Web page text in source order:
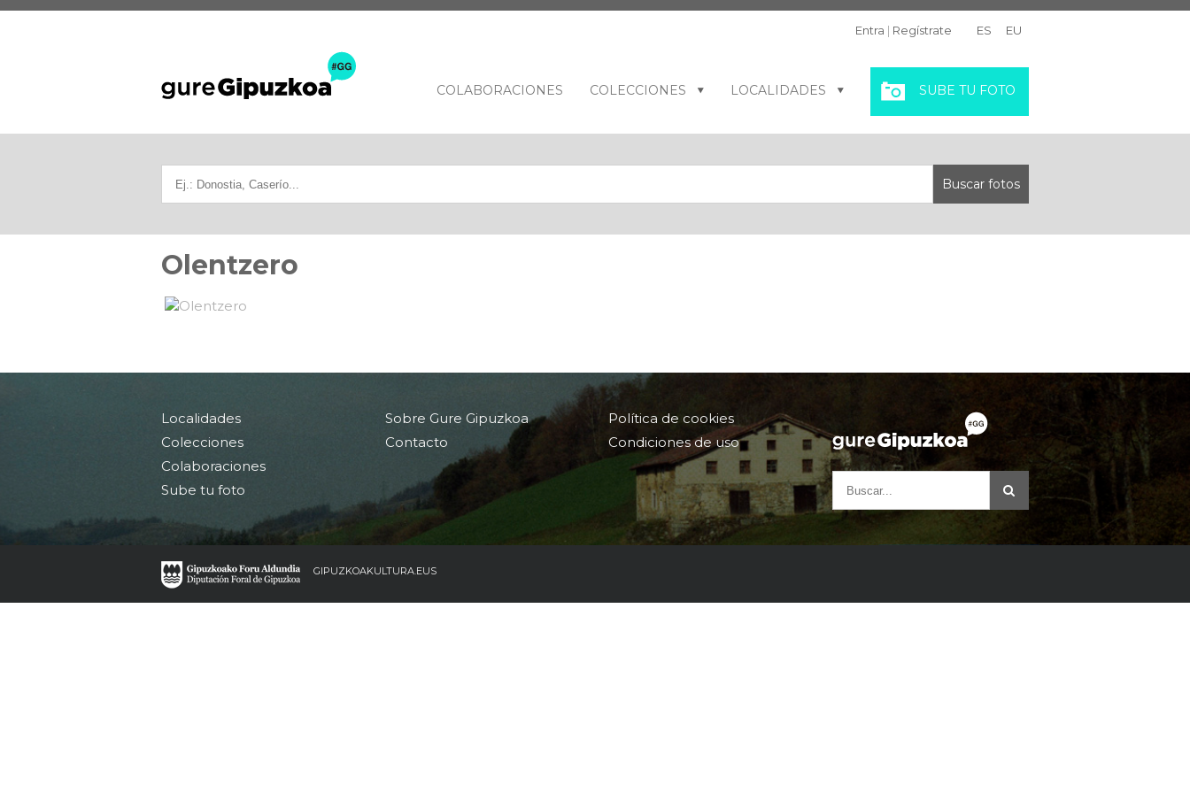
Entra | Regístrate ES EU
COLABORACIONES COLECCIONES LOCALIDADES SUBE TU FOTO
Olentzero
Localidades
Colecciones
Colaboraciones
Sube tu foto
Sobre Gure Gipuzkoa
Contacto
Política de cookies
Condiciones de uso
GIPUZKOAKULTURA.EUS